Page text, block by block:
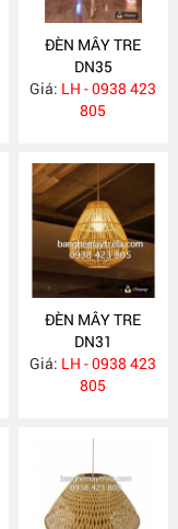
ĐÈN MÂY TRE
DN35
Giá: LH - 0938 423
805
ĐÈN MÂY TRE
DN31
Giá: LH - 0938 423
805